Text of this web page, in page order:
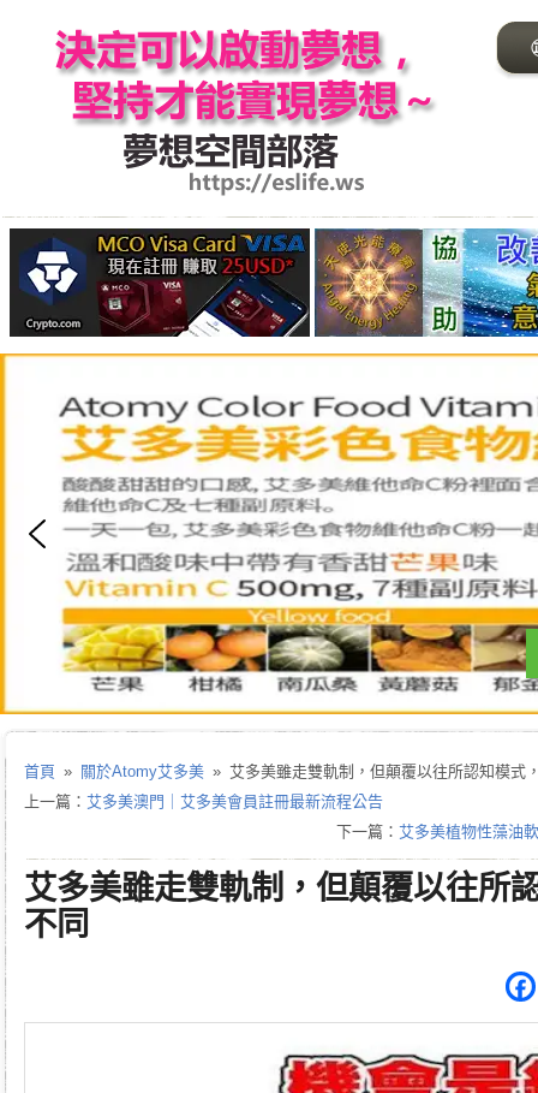
首頁 » 關於Atomy艾多美 » 艾多美雖走雙軌制，但顛覆以往所認知模式
上一篇： 艾多美澳門｜艾多美會員註冊最新流程公告
下一篇： 艾多美植物性藻油
艾多美雖走雙軌制，但顛覆以往所
不同